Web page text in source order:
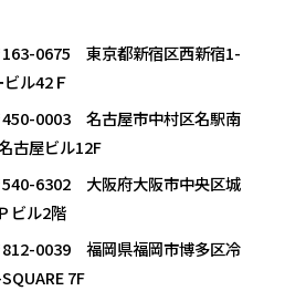
0675 東京都新宿区西新宿1-
ル42Ｆ
0003 名古屋市中村区名駅南
古屋ビル12F
6302 大阪府大阪市中央区城
ビル2階
0039 福岡県福岡市博多区冷
7F